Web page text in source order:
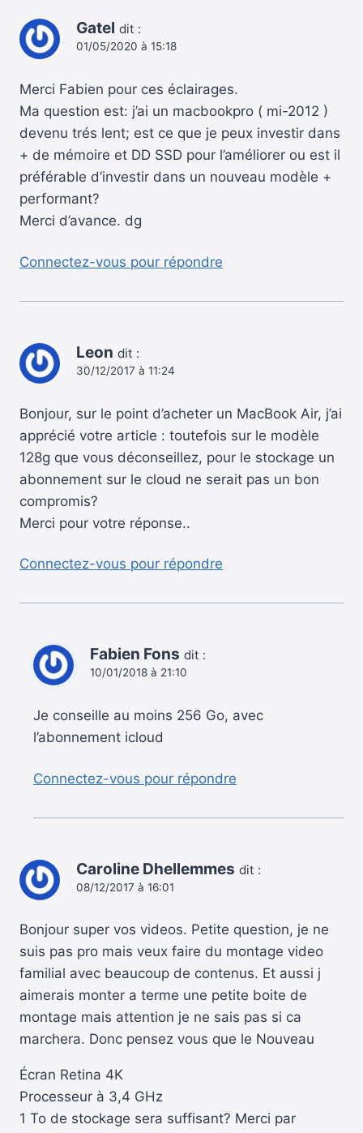
Gatel dit :
01/05/2020 à 15:18
Merci Fabien pour ces éclairages.
Ma question est: j’ai un macbookpro ( mi-2012 )
devenu trés lent; est ce que je peux investir dans
+ de mémoire et DD SSD pour l’améliorer ou est il
préférable d’investir dans un nouveau modèle +
performant?
Merci d’avance. dg
Connectez-vous pour répondre
Leon dit :
30/12/2017 à 11:24
Bonjour, sur le point d’acheter un MacBook Air, j’ai
apprécié votre article : toutefois sur le modèle
128g que vous déconseillez, pour le stockage un
abonnement sur le cloud ne serait pas un bon
compromis?
Merci pour votre réponse..
Connectez-vous pour répondre
Fabien Fons dit :
10/01/2018 à 21:10
Je conseille au moins 256 Go, avec
l’abonnement icloud
Connectez-vous pour répondre
Caroline Dhellemmes dit :
08/12/2017 à 16:01
Bonjour super vos videos. Petite question, je ne
suis pas pro mais veux faire du montage video
familial avec beaucoup de contenus. Et aussi j
aimerais monter a terme une petite boite de
montage mais attention je ne sais pas si ca
marchera. Donc pensez vous que le Nouveau
Écran Retina 4K
Processeur à 3,4 GHz
1 To de stockage sera suffisant? Merci par